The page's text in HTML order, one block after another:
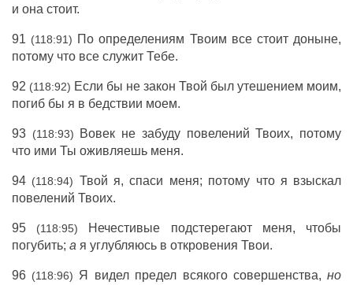
и она стоит.
91 (118:91) По определениям Твоим все стоит доныне,
потому что все служит Тебе.
92 (118:92) Если бы не закон Твой был утешением моим,
погиб бы я в бедствии моем.
93 (118:93) Вовек не забуду повелений Твоих, потому
что ими Ты оживляешь меня.
94 (118:94) Твой я, спаси меня; потому что я взыскал
повелений Твоих.
95 (118:95) Нечестивые подстерегают меня, чтобы
погубить; а я углубляюсь в откровения Твои.
96 (118:96) Я видел предел всякого совершенства,но